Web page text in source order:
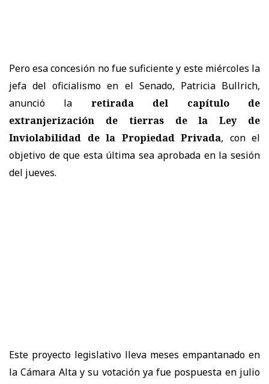
Pero esa concesión no fue suficiente y este miércoles la
jefa del oficialismo en el Senado, Patricia Bullrich,
anunció la retirada del capítulo de
extranjerización de tierras de la Ley de
Inviolabilidad de la Propiedad Privada, con el
objetivo de que esta última sea aprobada en la sesión
del jueves.
Este proyecto legislativo lleva meses empantanado en
la Cámara Alta y su votación ya fue pospuesta en julio